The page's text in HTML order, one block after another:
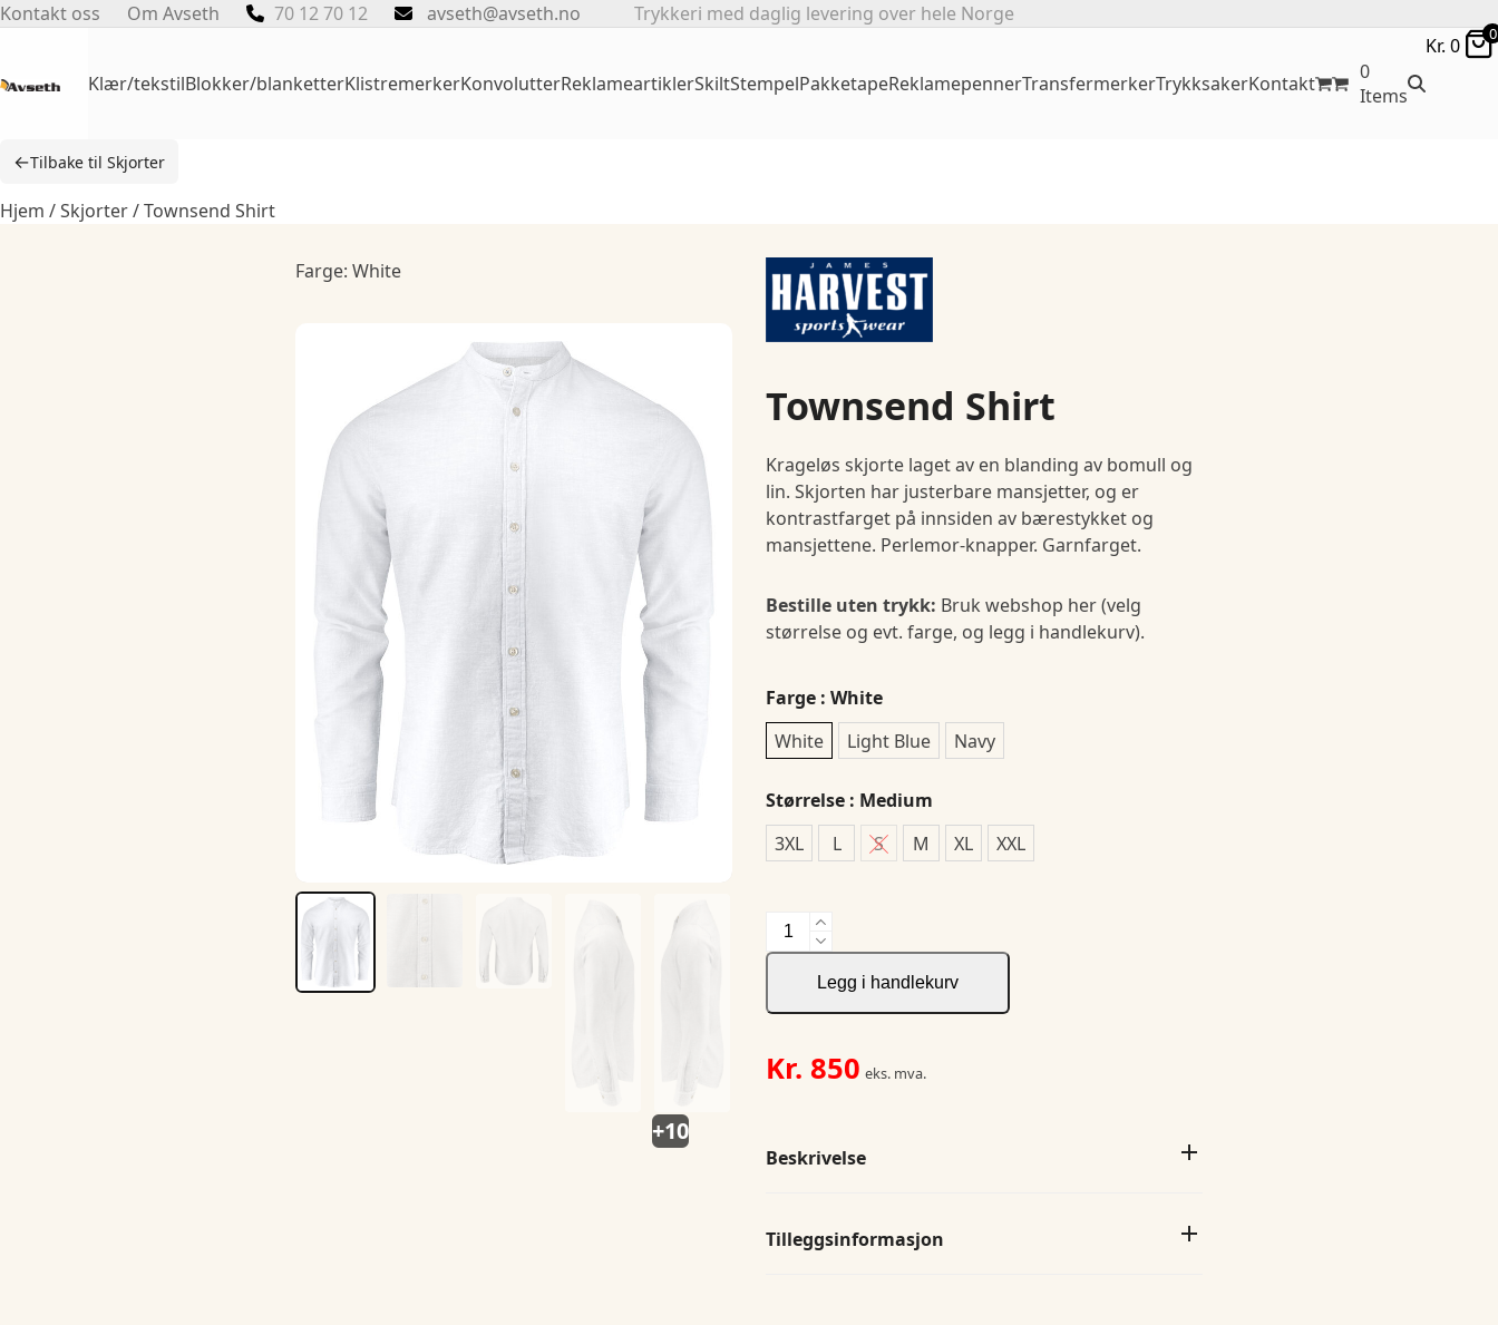
Skip
Kontakt oss Om Avseth 70 12 70 12 avseth@avseth.no Trykkeri med daglig levering over hele Norge
Klær/tekstilBlokker/blanketterKlistremerkerKonvolutterReklameartiklerSkiltStempelPakketapeReklamepennerTransfermerkerTrykksakerKontakt
0
Items
Kr. 0 0
←Tilbake til Skjorter
Hjem /Skjorter/ Townsend Shirt
Farge: White
+10
Townsend Shirt
Krageløs skjorte laget av en blanding av bomull og
lin. Skjorten har justerbare mansjetter, og er
kontrastfarget på innsiden av bærestykket og
mansjettene. Perlemor-knapper. Garnfarget.
Bestille uten trykk: Bruk webshop her (velg
størrelse og evt. farge, og legg i handlekurv).
Farge : White
White
Light Blue Navy
Størrelse : Medium
3XL
L S M XL XXL
Townsend
Shirt
Legg i handlekurv
Kr. 850 eks. mva.
Beskrivelse
Tilleggsinformasjon